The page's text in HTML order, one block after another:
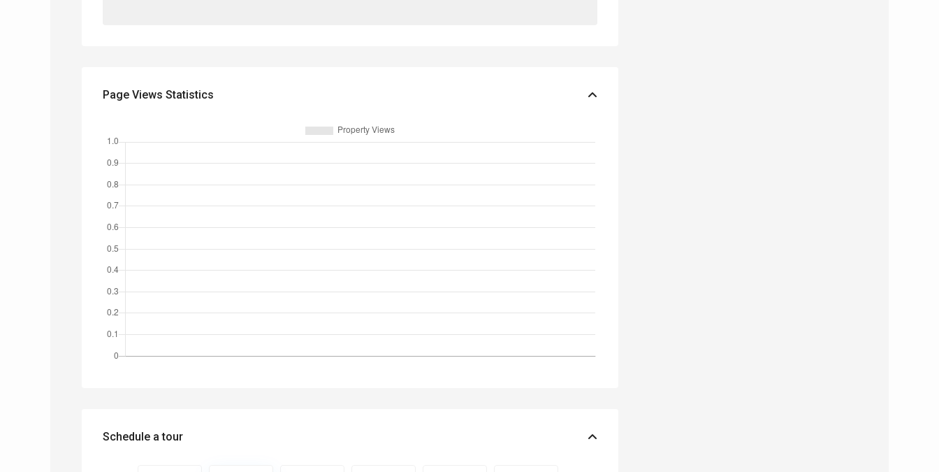
Page Views Statistics
Schedule a tour